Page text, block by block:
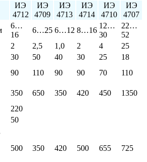
ИЭ
4712
ИЭ
4709
ИЭ
4713
ИЭ
4714
ИЭ
4710
ИЭ
4707
6…
16
6…25 6…12 8…16
12…
30
22…
52
2 2,5 1,0 2 4
25
30 50 40 30 25
18
90 110 90 90 70
110
350 650 350 420 450
1350
220
50
500 350 420 500 655 725